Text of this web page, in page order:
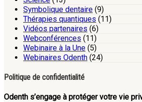
Symbolique dentaire (9)
Thérapies quantiques (11)
Vidéos partenaires (6)
Webconférences (11)
Webinaire à la Une (5)
Webinaires Odenth (24)
Politique de confidentialité
Odenth s’engage à protéger votre vie